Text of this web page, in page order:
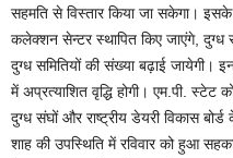
सहमति से विस्तार किया जा सकेगा।
कलेक्शन सेन्टर स्थापित किए जाएंगे, दुग्ध
दुग्ध समितियों की संख्या बढ़ाई जायेगी।
में अप्रत्याशित वृद्धि होगी। एम.पी.
दुग्ध संघों और राष्ट्रीय डेयरी विकास
शाह की उपस्थिति में रविवार को हुआ